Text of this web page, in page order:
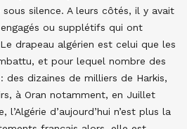
sous silence. A leurs côtés, il y avait
ou supplétifs qui ont
drapeau algérien est celui que les
et pour lequel nombre des
des dizaines de milliers de Harkis,
à Oran notamment, en Juillet
l’Algérie d’aujourd’hui n’est plus la